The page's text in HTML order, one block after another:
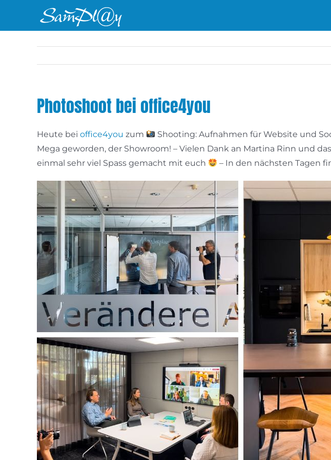
Photoshoot bei office4you
Heute bei office4you zum
Shooting: Aufnahmen für Website und
Mega geworden, der Showroom! – Vielen Dank an Martina Rinn und
einmal sehr viel Spass gemacht mit euch
– In den nächsten Tagen